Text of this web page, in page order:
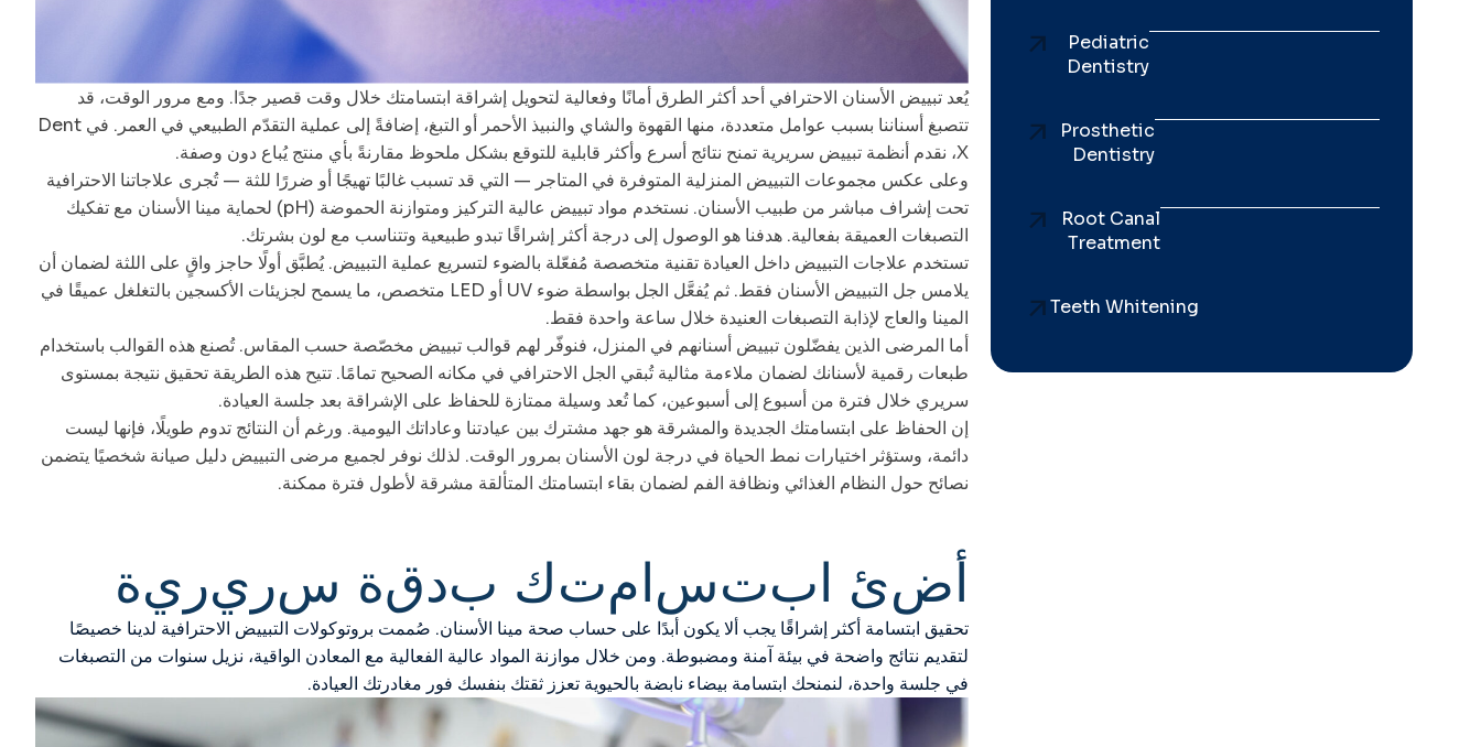
Pediatric
Dentistry
Prosthetic
Dentistry
Root Canal
Treatment
Teeth Whitening
يُعد تبييض الأسنان الاحترافي أحد أكثر الطرق أمانًا وفعالية لتحويل إشراقة ابتسامتك خلال وقت قصير جدًا. ومع مرور الوقت، قد
تتصبغ أسناننا بسبب عوامل متعددة، منها القهوة والشاي والنبيذ الأحمر أو التبغ، إضافةً إلى عملية التقدّم الطبيعي في العمر. في Dent
X، نقدم أنظمة تبييض سريرية تمنح نتائج أسرع وأكثر قابلية للتوقع بشكل ملحوظ مقارنةً بأي منتج يُباع دون وصفة.
وعلى عكس مجموعات التبييض المنزلية المتوفرة في المتاجر — التي قد تسبب غالبًا تهيجًا أو ضررًا للثة — تُجرى علاجاتنا الاحترافية
تحت إشراف مباشر من طبيب الأسنان. نستخدم مواد تبييض عالية التركيز ومتوازنة الحموضة (pH) لحماية مينا الأسنان مع تفكيك
التصبغات العميقة بفعالية. هدفنا هو الوصول إلى درجة أكثر إشراقًا تبدو طبيعية وتتناسب مع لون بشرتك.
تستخدم علاجات التبييض داخل العيادة تقنية متخصصة مُفعّلة بالضوء لتسريع عملية التبييض. يُطبَّق أولًا حاجز واقٍ على اللثة لضمان أن
يلامس جل التبييض الأسنان فقط. ثم يُفعَّل الجل بواسطة ضوء UV أو LED متخصص، ما يسمح لجزيئات الأكسجين بالتغلغل عميقًا في
المينا والعاج لإذابة التصبغات العنيدة خلال ساعة واحدة فقط.
أما المرضى الذين يفضّلون تبييض أسنانهم في المنزل، فنوفّر لهم قوالب تبييض مخصّصة حسب المقاس. تُصنع هذه القوالب باستخدام
طبعات رقمية لأسنانك لضمان ملاءمة مثالية تُبقي الجل الاحترافي في مكانه الصحيح تمامًا. تتيح هذه الطريقة تحقيق نتيجة بمستوى
سريري خلال فترة من أسبوع إلى أسبوعين، كما تُعد وسيلة ممتازة للحفاظ على الإشراقة بعد جلسة العيادة.
إن الحفاظ على ابتسامتك الجديدة والمشرقة هو جهد مشترك بين عيادتنا وعاداتك اليومية. ورغم أن النتائج تدوم طويلًا، فإنها ليست
دائمة، وستؤثر اختيارات نمط الحياة في درجة لون الأسنان بمرور الوقت. لذلك نوفر لجميع مرضى التبييض دليل صيانة شخصيًا يتضمن
نصائح حول النظام الغذائي ونظافة الفم لضمان بقاء ابتسامتك المتألقة مشرقة لأطول فترة ممكنة.
أضئ ابتسامتك بدقة سر ير ية
تحقيق ابتسامة أكثر إشراقًا يجب ألا يكون أبدًا على حساب صحة مينا الأسنان. صُممت بروتوكولات التبييض الاحترافية لدينا خصيصًا
لتقديم نتائج واضحة في بيئة آمنة ومضبوطة. ومن خلال موازنة المواد عالية الفعالية مع المعادن الواقية، نزيل سنوات من التصبغات
في جلسة واحدة، لنمنحك ابتسامة بيضاء نابضة بالحيوية تعزز ثقتك بنفسك فور مغادرتك العيادة.